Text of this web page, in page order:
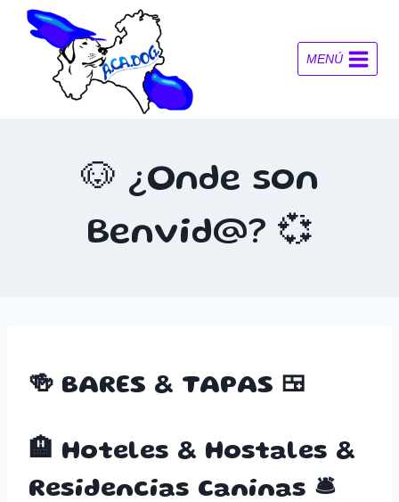
Saltar
contenido
MENÚ
🐶 ¿Onde son
Benvid@? 💞
🍻 BARES & TAPAS 🍱
🏨 Hoteles & Hostales &
Residencias Caninas 🛎️